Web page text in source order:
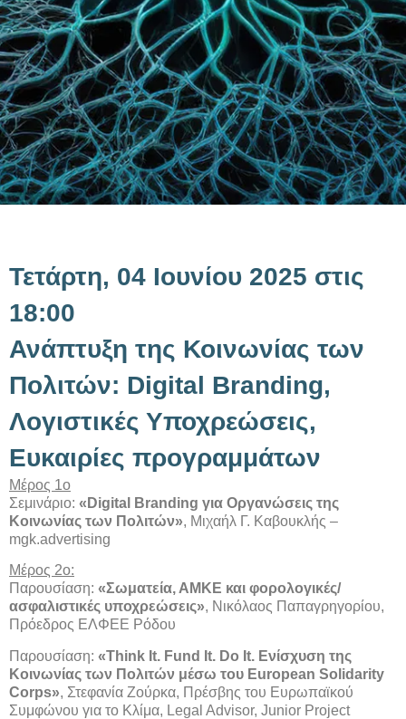
Τετάρτη, 04 Ιουνίου 2025 στις
18:00
Ανάπτυξη της Κοινωνίας των
Πολιτών: Digital Branding,
Λογιστικές Υποχρεώσεις,
Ευκαιρίες προγραμμάτων
Μέρος 1ο
Σεμινάριο: «Digital Branding για Οργανώσεις της
Κοινωνίας των Πολιτών», Μιχαήλ Γ. Καβουκλής –
mgk.advertising
Μέρος 2ο:
Παρουσίαση: «Σωματεία, ΑΜΚΕ και φορολογικές/
ασφαλιστικές υποχρεώσεις», Νικόλαος Παπαγρηγορίου,
Πρόεδρος ΕΛΦΕΕ Ρόδου
Παρουσίαση: «Think It. Fund It. Do It. Ενίσχυση της
Κοινωνίας των Πολιτών μέσω του European Solidarity
Corps», Στεφανία Ζούρκα, Πρέσβης του Ευρωπαϊκού
Συμφώνου για το Κλίμα, Legal Advisor, Junior Project